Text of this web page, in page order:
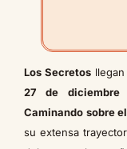
Los Secretos
27 de diciembre
Caminando sobre
su extensa